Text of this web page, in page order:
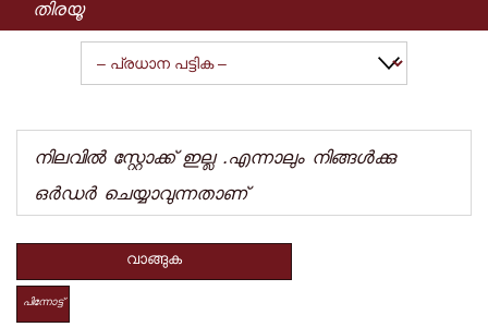
നിലവില്‍ സ്റ്റോക്ക് ഇല്ല .എന്നാലും നിങ്ങള്‍ക്കു
ഒര്‍ഡര്‍ ചെയ്യാവുന്നതാ‍ണ്
വാങ്ങുക
പിന്നോട്ട്